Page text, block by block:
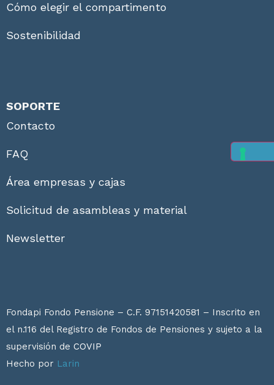
Cómo elegir el compartimento
Sostenibilidad
SOPORTE
Contacto
FAQ
Área empresas y cajas
Solicitud de asambleas y material
Newsletter
Fondapi Fondo Pensione – C.F. 97151420581 – Inscrito en
el n.116 del Registro de Fondos de Pensiones y sujeto a la
supervisión de COVIP
Hecho por Larin